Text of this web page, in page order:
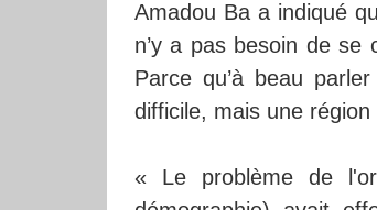
Amadou Ba a indiqué
n’y a pas besoin de se
Parce qu’à beau
difficile, mais une
« Le problème de